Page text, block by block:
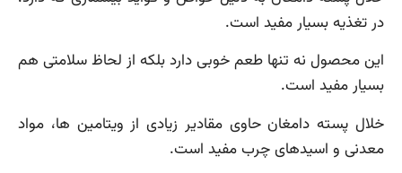
در تغذیه بسیار مفید است.
این محصول نه تنها طعم خوبی دارد بلکه از لحاظ سلامتی هم
بسیار مفید است.
خلال پسته دامغان حاوی مقادیر زیادی از ویتامین ها، مواد
معدنی و اسیدهای چرب مفید است.